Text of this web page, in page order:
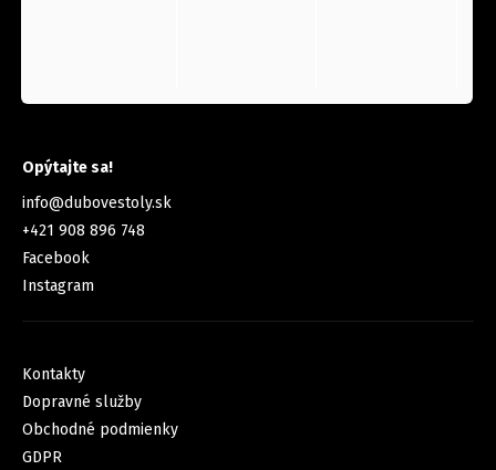
Opýtajte sa!
info@dubovestoly.sk
+421 908 896 748
Facebook
Instagram
Kontakty
Dopravné služby
Obchodné podmienky
GDPR